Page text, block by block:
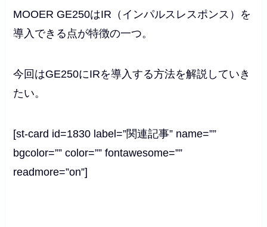
MOOER GE250はIR（インパルスレスポンス）を
導入できる点が特徴の一つ。
今回はGE250にIRを導入する方法を解説していき
たい。
[st-card id=1830 label=”関連記事” name=””
bgcolor=”” color=”” fontawesome=””
readmore=”on”]